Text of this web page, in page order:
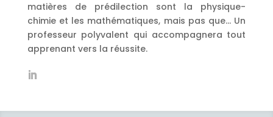
matières de prédilection sont la physique-
chimie et les mathématiques, mais pas que… Un
professeur polyvalent qui accompagnera tout
apprenant vers la réussite.